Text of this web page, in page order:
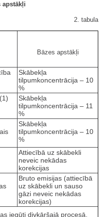
apstākļi
2. tabula
Bāzes apstākļi
Skābekļa
tilpumkoncentrācija – 10
%
(1)
Skābekļa
tilpumkoncentrācija – 11
%
Skābekļa
tilpumkoncentrācija – 10
%
Attiecībā uz skābekli
neveic nekādas
korekcijas
Bruto emisijas (attiecībā
uz skābekli un sauso
gāzi neveic nekādas
korekcijas)
iegūti divkāršajā procesā,